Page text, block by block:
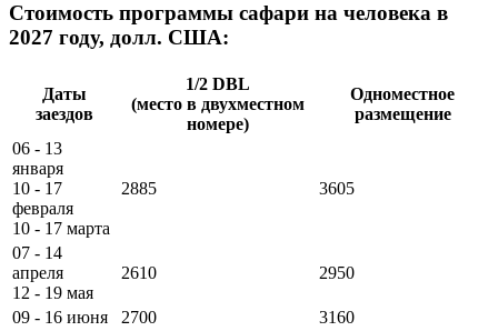
Стоимость программы сафари на человека в
2027 году, долл. США:
Даты
заездов
1/2 DBL
(место в двухместном
номере)
Одноместное
размещение
06 - 13
января
10 - 17
февраля
10 - 17 марта
2885 3605
07 - 14
апреля
12 - 19 мая
2610 2950
09 - 16 июня 2700
3160